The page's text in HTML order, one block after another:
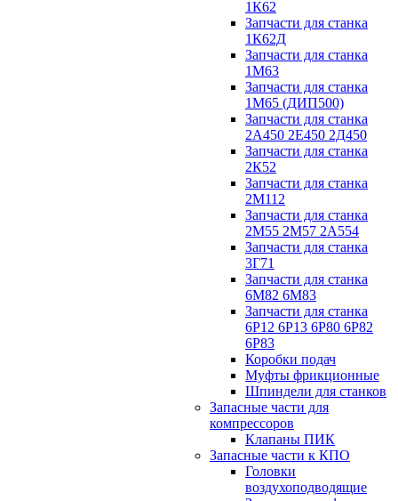
1К62
Запчасти для станка
1К62Д
Запчасти для станка
1М63
Запчасти для станка
1М65 (ДИП500)
Запчасти для станка
2А450 2Е450 2Д450
Запчасти для станка
2К52
Запчасти для станка
2М112
Запчасти для станка
2М55 2М57 2А554
Запчасти для станка
3Г71
Запчасти для станка
6М82 6М83
Запчасти для станка
6Р12 6Р13 6Р80 6Р82
6Р83
Коробки подач
Муфты фрикционные
Шпиндели для станков
Запасные части для
компрессоров
Клапаны ПИК
Запасные части к КПО
Головки
воздухоподводящие